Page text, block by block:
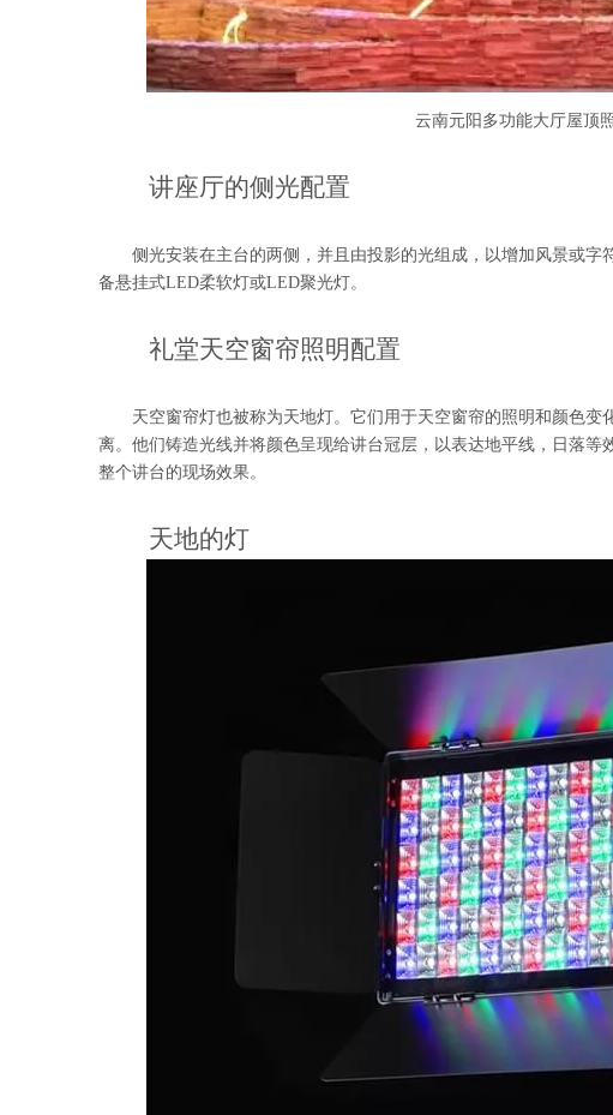
云南元阳多功能大厅屋顶
讲座厅的侧光配置
侧光安装在主台的两侧，并且由投影的光组成，以增加风景或
备悬挂式LED柔软灯或LED聚光灯。
礼堂天空窗帘照明配置
天空窗帘灯也被称为天地灯。它们用于天空窗帘的照明和颜色
离。他们铸造光线并将颜色呈现给讲台冠层，以表达地平线，日落
整个讲台的现场效果。
天地的灯